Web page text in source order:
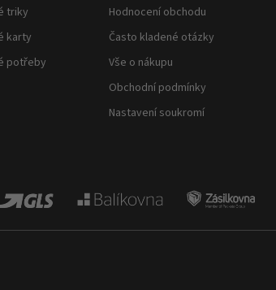
triky
karty
potřeby
Hodnocení obchodu
Často kladené otázky
Vše o nákupu
Obchodní podmínky
Nastavení soukromí